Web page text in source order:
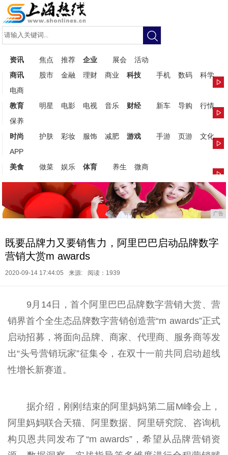
资讯 焦点 推荐 企业 展会
活动
商讯
股市 金融 理财 商业 科技 手机 数码
科学
电商
教育
明星 电影 电视 音乐 财经 新车 导购
行情
保养
时尚
护肤 彩妆 服饰 减肥 游戏 手游 页游
文化
APP
美食
做菜 娱乐 体育 养生 微商
广告
既要品牌力又要销售力，阿里巴巴启动品牌数字
营销大赏m awards
2020-09-14 17:44:05 来源: 阅读：1939
9月14日，首个阿里巴巴品牌数字营销大赏、营
销界首个全生态品牌数字营销创造营“m awards”正式
启动招募，将面向品牌、商家、代理商、服务商等发
出“头号营销玩家”征集令，在双十一前共同启动超线
性增长新赛道。
据介绍，刚刚结束的阿里妈妈第二届M峰会上，
阿里妈妈联合天猫、阿里数据、阿里研究院、咨询机
构贝恩共同发布了“m awards”，希望从品牌营销资